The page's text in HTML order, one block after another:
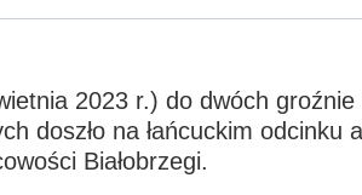
2023 r.) do dwóch groźnie
doszło na łańcuckim odcinku
Białobrzegi.